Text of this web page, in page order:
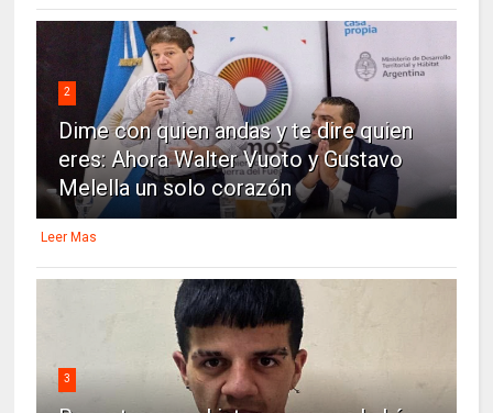
2
Dime con quien andas y te dire quien
eres: Ahora Walter Vuoto y Gustavo
Melella un solo corazón
Leer Mas
3